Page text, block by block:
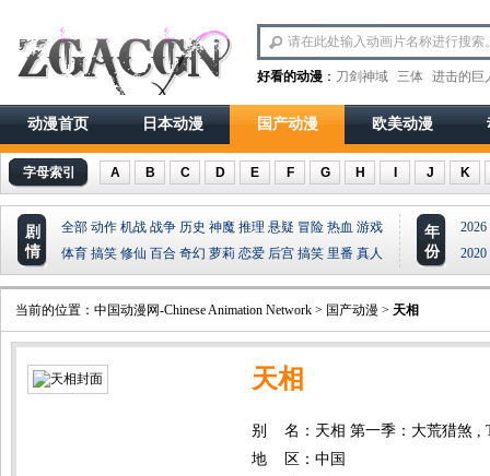
好看的动漫 ： 刀剑神域 三体 进击的巨
动漫首页 日本动漫 国产动漫 欧美动漫
字母索引 A B C D E F G H J K
剧
情
全部 动作 机战 战争 历史 神魔 推理 悬疑 冒险 热血 游戏
体育 搞笑 修仙 百合 奇幻 萝莉 恋爱 后宫 搞笑 里番 真人
年
份
2026
2020
当前的位置： 中国动漫网-Chinese Animation Network > 国产动漫 > 天相
天相
别 名：天相 第一季：大荒猎煞 ,
地 区：中国